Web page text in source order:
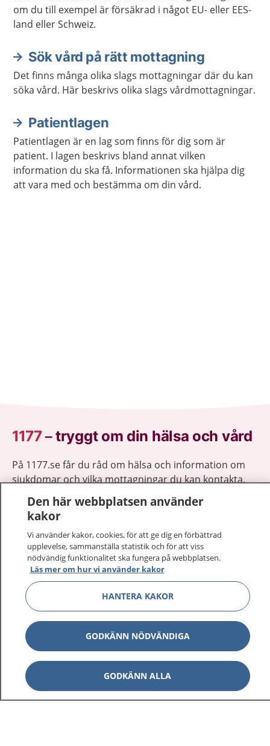
om du till exempel är försäkrad i något EU- eller EES-
land eller Schweiz.
Sök vård på rätt mottagning
Det finns många olika slags mottagningar där du kan
söka vård. Här beskrivs olika slags vårdmottagningar.
Patientlagen
Patientlagen är en lag som finns för dig som är
patient. I lagen beskrivs bland annat vilken
information du ska få. Informationen ska hjälpa dig
att vara med och bestämma om din vård.
1177–tryggt om din hälsa och vård
På 1177.se får du råd om hälsa och information om
sjukdomar och vilka mottagningar du kan kontakta.
Logga in för att läsa din journal och göra dina
vårdärenden. Ring telefonnummer 1177 för
sjukvårdsrådgivning dygnet runt.
1177 ger dig råd när du vill må bättre.
1177 på flera språk Visa
Om 1177 Visa
Kontakt Visa
Den här webbplatsen använder
kakor
Vi använder kakor, cookies, för att ge dig en förbättrad
upplevelse, sammanställa statistik och för att viss
nödvändig funktionalitet ska fungera på webbplatsen.
Läs mer om hur vi använder kakor
HANTERA KAKOR
GODKÄNN NÖDVÄNDIGA
GODKÄNN ALLA